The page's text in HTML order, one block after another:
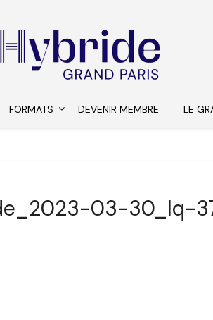
FORMATS DEVENIR MEMBRE LE
03-30_lq-